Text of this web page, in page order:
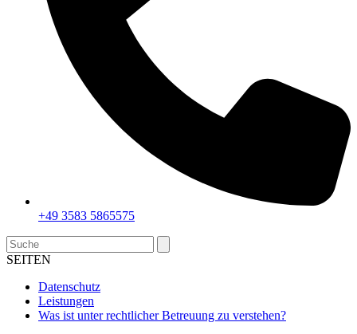
+49 3583 5865575
Search
SEITEN
Datenschutz
Leistungen
Was ist unter rechtlicher Betreuung zu verstehen?